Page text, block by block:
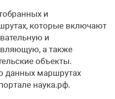
и
которые включают
и
а также
объекты.
данных маршрутах
наука.рф.